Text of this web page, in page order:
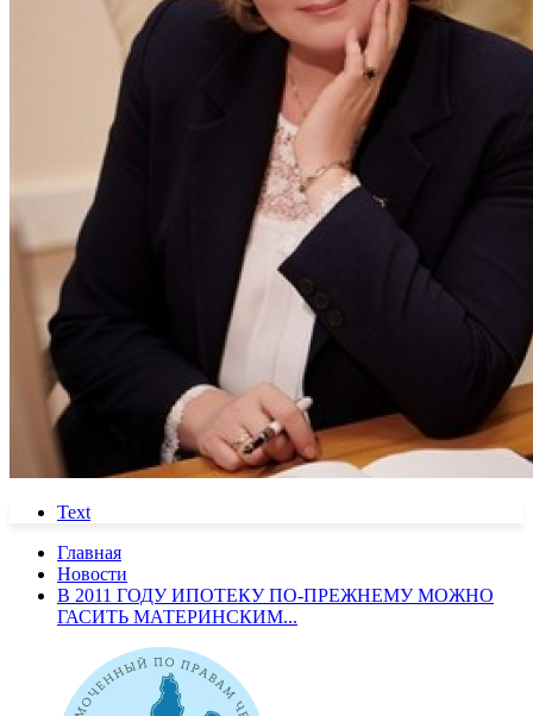
Text
Главная
Новости
В 2011 ГОДУ ИПОТЕКУ ПО-ПРЕЖНЕМУ МОЖНО
ГАСИТЬ МАТЕРИНСКИМ...